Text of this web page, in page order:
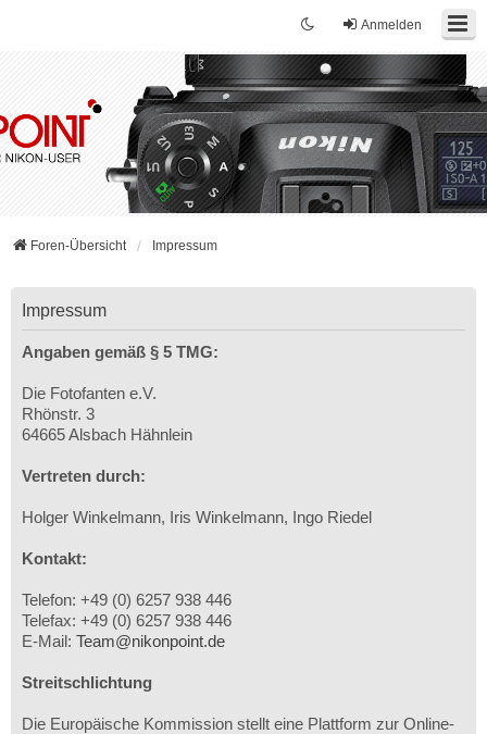
Anmelden
Foren-Übersicht Impressum
Impressum
Angaben gemäß § 5 TMG:
Die Fotofanten e.V.
Rhönstr. 3
64665 Alsbach Hähnlein
Vertreten durch:
Holger Winkelmann, Iris Winkelmann, Ingo Riedel
Kontakt:
Telefon: +49 (0) 6257 938 446
Telefax: +49 (0) 6257 938 446
E-Mail: Team@nikonpoint.de
Streitschlichtung
Die Europäische Kommission stellt eine Plattform zur Online-